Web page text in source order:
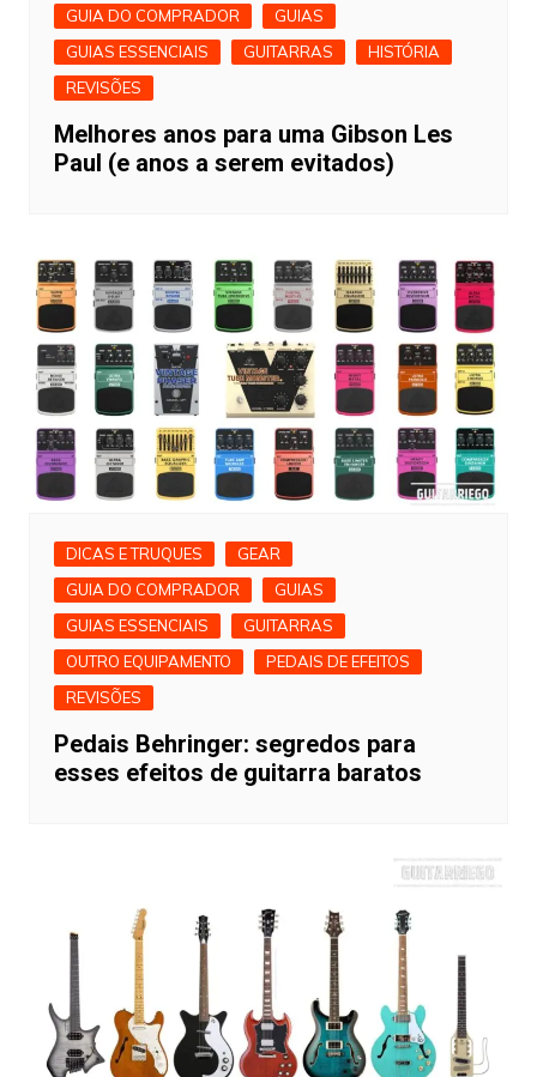
GUIA DO COMPRADOR
GUIAS
GUIAS ESSENCIAIS
GUITARRAS
HISTÓRIA
REVISÕES
Melhores anos para uma Gibson Les
Paul (e anos a serem evitados)
DICAS E TRUQUES
GEAR
GUIA DO COMPRADOR
GUIAS
GUIAS ESSENCIAIS
GUITARRAS
OUTRO EQUIPAMENTO
PEDAIS DE EFEITOS
REVISÕES
Pedais Behringer: segredos para
esses efeitos de guitarra baratos